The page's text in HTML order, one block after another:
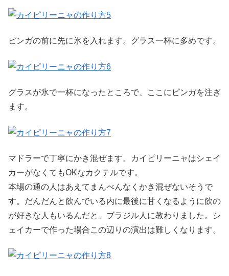
ピンガの前に先に氷を入れます。グラス一杯に多めです。
グラスが氷で一杯になったところで、ここにピンガを注ぎ
ます。
マドラーで丁寧にかき混ぜます。カイピリーニャはシェイ
カーがなくてもOKなカクテルです。
本場の通の人はあえてまんべんなくかき混ぜないそうで
す。だんだんと飲んでいる内に最後に甘くなるように飲の
が好きな人もいるんだと、ブラジル人に教わりました。シ
ェイカーで作った場合この辺りの演出は難しくなります。